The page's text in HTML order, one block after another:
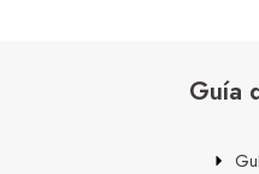
Guía